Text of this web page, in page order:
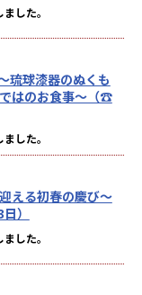
した。
琉球漆器のぬくも
はのお食事～（☎
した。
える初春の慶び～
）
した。